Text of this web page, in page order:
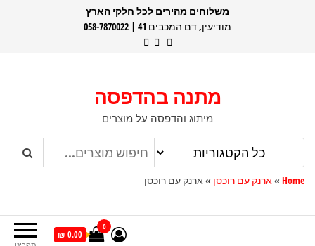
משלוחים מהירים לכל חלקי הארץ
מודיעין, דם המכבים 41 | 058-7870022
מתנה בהדפסה
מיתוג והדפסה על מוצרים
Home
»ארנק עם רוכסן »ארנק עם רוכסן
0
0.00 ₪